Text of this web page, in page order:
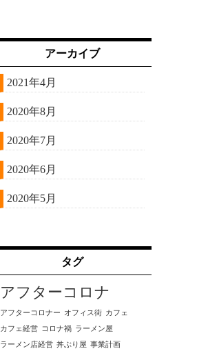
アーカイブ
2021年4月
2020年8月
2020年7月
2020年6月
2020年5月
タグ
アフターコロナ
アフターコロナー オフィス街 カフェ
カフェ経営 コロナ禍 ラーメン屋
ラーメン店経営 丼ぶり屋 事業計画